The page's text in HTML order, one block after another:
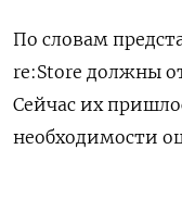
По словам
re:Store должны
Сейчас их
необходимости